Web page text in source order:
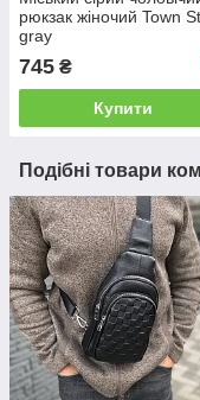
рюкзак жіночий Town
gray
745 ₴
Купити
Подібні товари